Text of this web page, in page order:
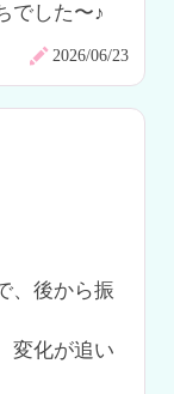
でした〜♪
2026/06/23
、後から振
変化が追い